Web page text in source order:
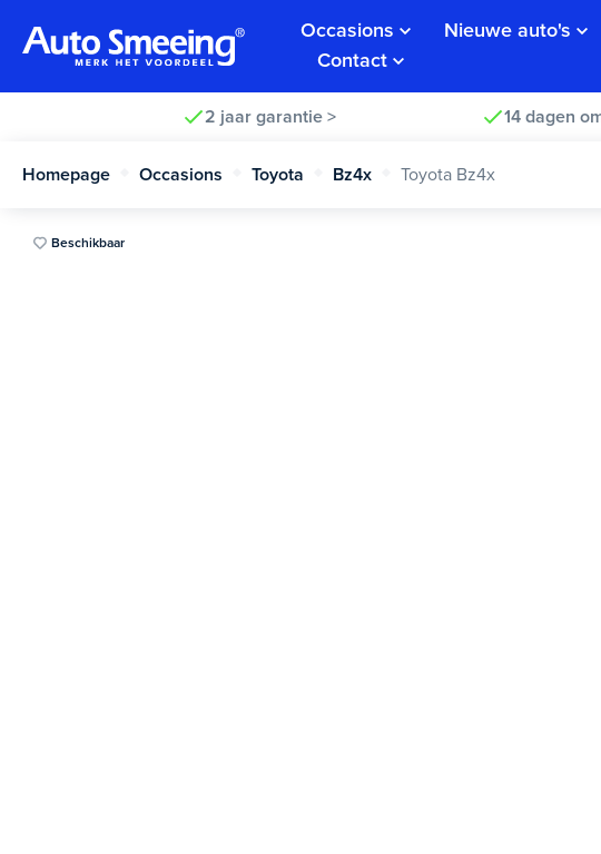
Occasions Nieuwe auto's
Contact
2 jaar garantie > 14 dagen
Homepage Occasions Toyota Bz4x Toyota Bz4x
Beschikbaar